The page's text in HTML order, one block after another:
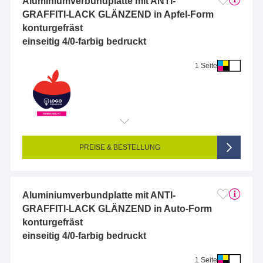
GRAFFITI-LACK GLÄNZEND in Apfel-Form
konturgefräst
einseitig 4/0-farbig bedruckt
1 Seite
Endformat (bedruckte Fläche): 10 x 10 cm
Seitigkeit: 1-seitig (Vorderseite bedruckt, Rückseite unbedruckt)
4/0-farbig CMYK (vollfarbig bedruckt)
PREISE & BESTELLUNG
Aluminiumverbundplatte mit ANTI-
GRAFFITI-LACK GLÄNZEND in Auto-Form
konturgefräst
einseitig 4/0-farbig bedruckt
1 Seite